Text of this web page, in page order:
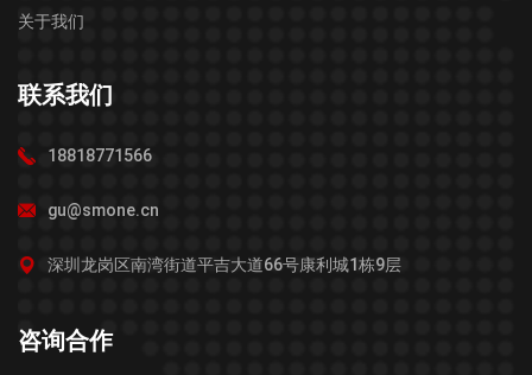
关于我们
联系我们
18818771566
gu@smone.cn
深圳龙岗区南湾街道平吉大道66号康利城1栋9层
咨询合作